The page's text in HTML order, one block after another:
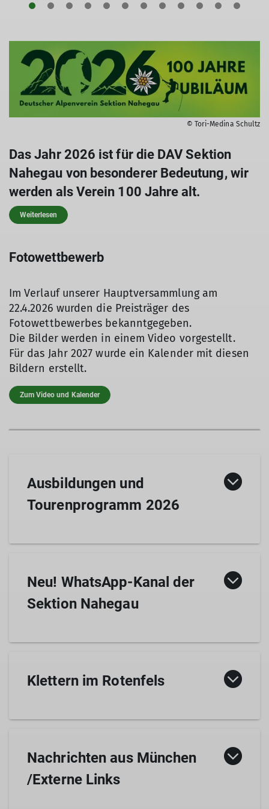
© Tori-Medina Schultz
Das Jahr 2026 ist für die DAV Sektion
Nahegau von besonderer Bedeutung, wir
werden als Verein 100 Jahre alt.
Weiterlesen
Fotowettbewerb
Im Verlauf unserer Hauptversammlung am
22.4.2026 wurden die Preisträger des
Fotowettbewerbes bekanntgegeben.
Die Bilder werden in einem Video vorgestellt.
Für das Jahr 2027 wurde ein Kalender mit diesen
Bildern erstellt.
Zum Video und Kalender
Ausbildungen und
Tourenprogramm 2026
Neu! WhatsApp-Kanal der
Sektion Nahegau
Klettern im Rotenfels
Der Rotenfels, das höchste Felsmassiv
Deutschlands außerhalb des Alpenraumes, ist
Nachrichten aus München
/Externe Links